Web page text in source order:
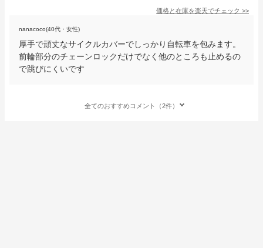
価格と在庫を楽天でチェック >>
nanacoco(40代・女性)
厚手で頑丈なサイクルカバーでしっかり自転車を包みます。
前輪部分のチェーンロックだけでなく他のところも止めるの
で跳びにくいです
全てのおすすめコメント（2件）